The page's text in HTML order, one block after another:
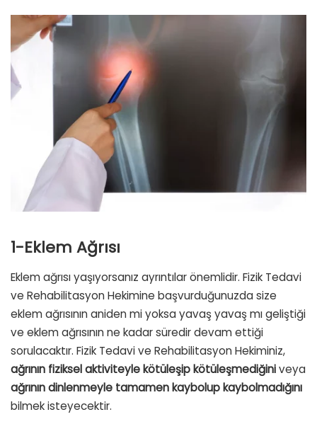
1-Eklem Ağrısı
Eklem ağrısı yaşıyorsanız ayrıntılar önemlidir. Fizik Tedavi
ve Rehabilitasyon Hekimine başvurduğunuzda size
eklem ağrısının aniden mi yoksa yavaş yavaş mı geliştiği
ve eklem ağrısının ne kadar süredir devam ettiği
sorulacaktır. Fizik Tedavi ve Rehabilitasyon Hekiminiz,
ağrının fiziksel aktiviteyle kötüleşip kötüleşmediğiniveya
ağrının dinlenmeyle tamamen kaybolup kaybolmadığını
bilmek isteyecektir.